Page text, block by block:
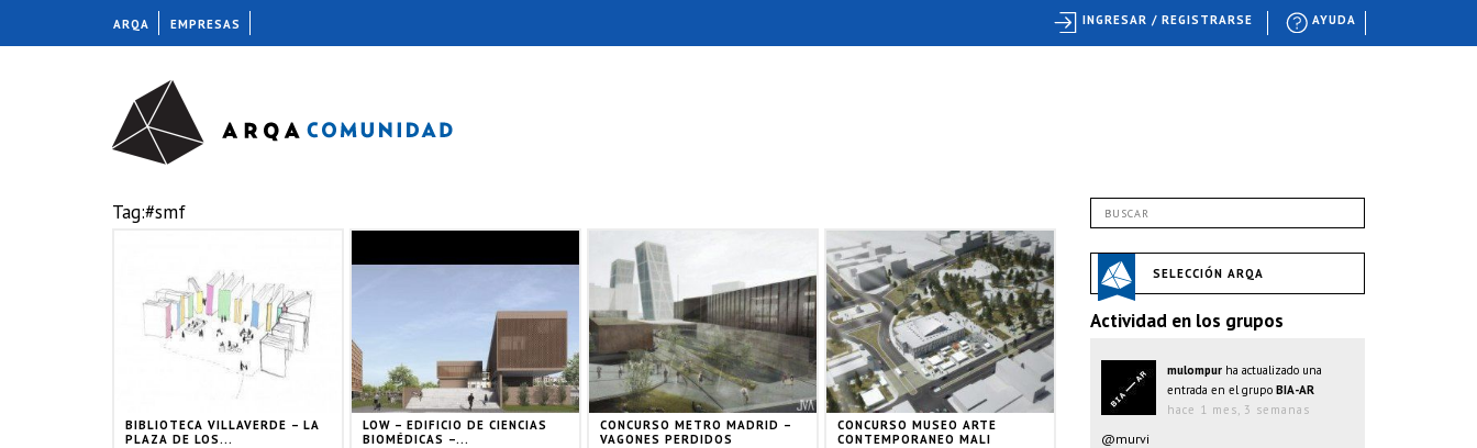
Tag:#smf
BIBLIOTECA VILLAVERDE – LA
PLAZA DE LOS...
LOW – EDIFICIO DE CIENCIAS
BIOMÉDICAS –...
CONCURSO METRO MADRID –
VAGONES PERDIDOS
CONCURSO MUSEO ARTE
CONTEMPORANEO MALI
SELECCIÓN ARQA
Actividad en los grupos
mulompur ha actualizado una
entrada en el grupo BIA-AR
hace 1 mes, 3 semanas
@murvi
ARQA EMPRESAS AYUDA
INGRESAR / REGISTRARSE